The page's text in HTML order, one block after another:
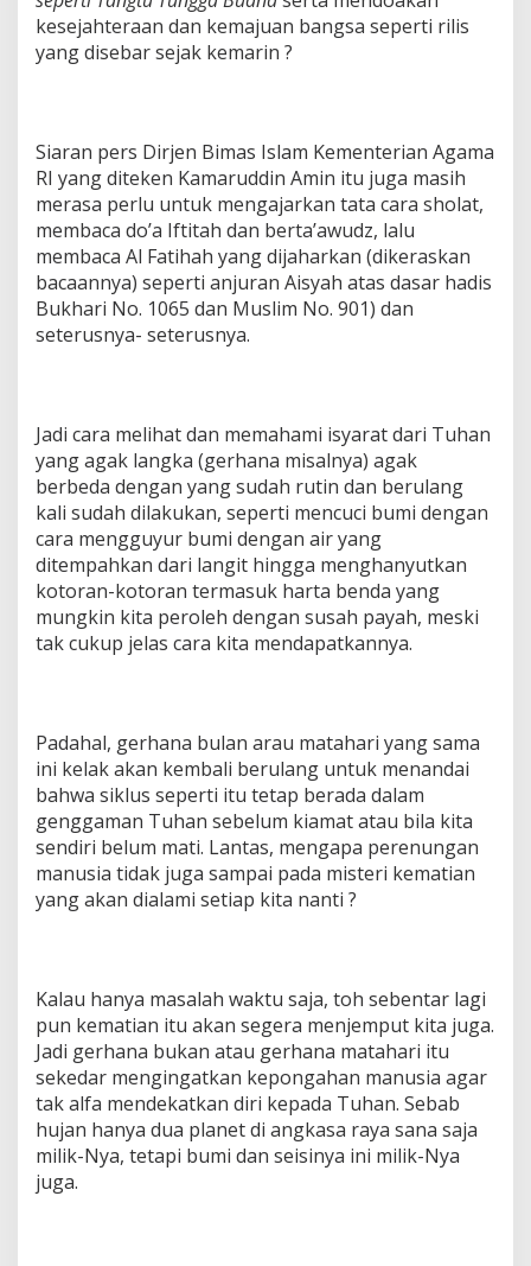
kesejahteraan dan kemajuan bangsa seperti rilis
yang disebar sejak kemarin ?
Siaran pers Dirjen Bimas Islam Kementerian Agama
RI yang diteken Kamaruddin Amin itu juga masih
merasa perlu untuk mengajarkan tata cara sholat,
membaca do’a Iftitah dan berta’awudz, lalu
membaca Al Fatihah yang dijaharkan (dikeraskan
bacaannya) seperti anjuran Aisyah atas dasar hadis
Bukhari No. 1065 dan Muslim No. 901) dan
seterusnya- seterusnya.
Jadi cara melihat dan memahami isyarat dari Tuhan
yang agak langka (gerhana misalnya) agak
berbeda dengan yang sudah rutin dan berulang
kali sudah dilakukan, seperti mencuci bumi dengan
cara mengguyur bumi dengan air yang
ditempahkan dari langit hingga menghanyutkan
kotoran-kotoran termasuk harta benda yang
mungkin kita peroleh dengan susah payah, meski
tak cukup jelas cara kita mendapatkannya.
Padahal, gerhana bulan arau matahari yang sama
ini kelak akan kembali berulang untuk menandai
bahwa siklus seperti itu tetap berada dalam
genggaman Tuhan sebelum kiamat atau bila kita
sendiri belum mati. Lantas, mengapa perenungan
manusia tidak juga sampai pada misteri kematian
yang akan dialami setiap kita nanti ?
Kalau hanya masalah waktu saja, toh sebentar lagi
pun kematian itu akan segera menjemput kita juga.
Jadi gerhana bukan atau gerhana matahari itu
sekedar mengingatkan kepongahan manusia agar
tak alfa mendekatkan diri kepada Tuhan. Sebab
hujan hanya dua planet di angkasa raya sana saja
milik-Nya, tetapi bumi dan seisinya ini milik-Nya
juga.